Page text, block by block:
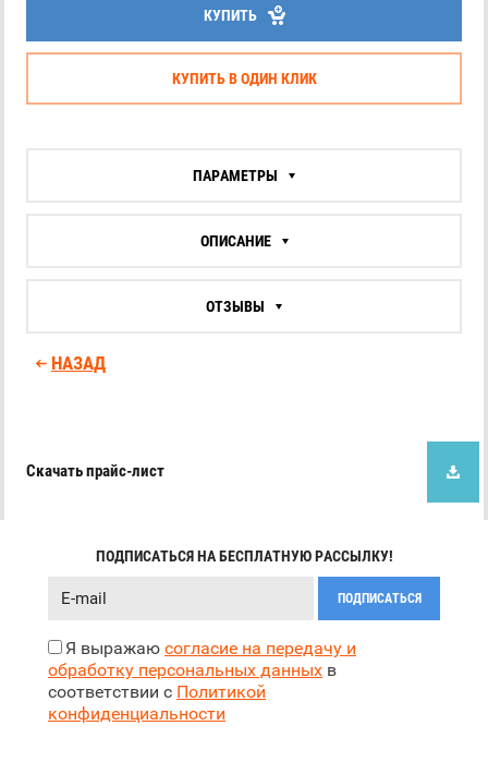
Скачать прайс-лист
КУПИТЬ
КУПИТЬ В ОДИН КЛИК
ПАРАМЕТРЫ
ОПИСАНИЕ
ОТЗЫВЫ
НАЗАД
ПОДПИСАТЬСЯ НА БЕСПЛАТНУЮ РАССЫЛКУ!
Я выражаю согласие на передачу и
обработку персональных данных в
соответствии с Политикой
конфиденциальности
ПОДПИСАТЬСЯ